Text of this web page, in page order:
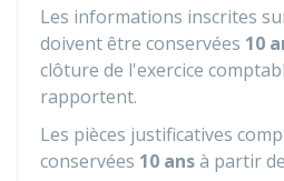
Les informations inscrites
doivent être conservées 10
clôture de l'exercice
rapportent.
Les pièces justificatives
conservées 10 ansà partir